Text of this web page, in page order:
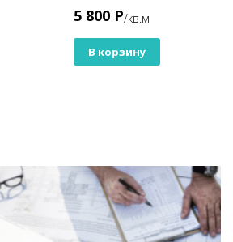
5 800 Р/кв.м
В корзину